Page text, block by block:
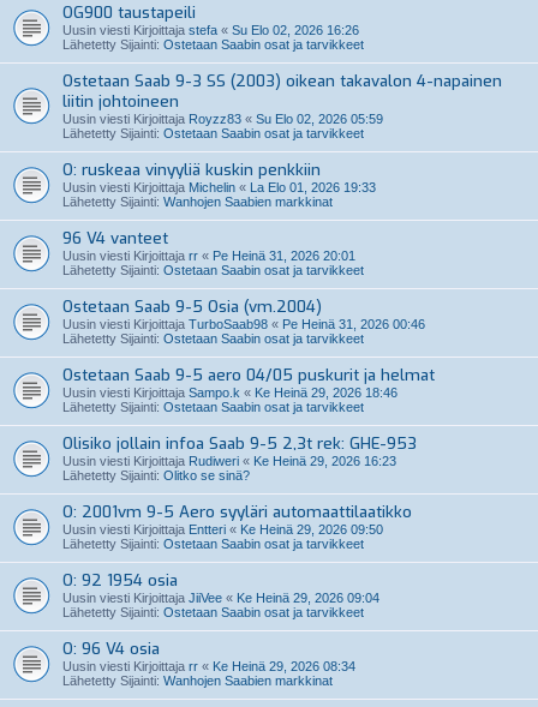
OG900 taustapeili
Uusin viesti Kirjoittaja stefa « Su Elo 02, 2026 16:26
Lähetetty Sijainti: Ostetaan Saabin osat ja tarvikkeet
Ostetaan Saab 9-3 SS (2003) oikean takavalon 4-napainen
liitin johtoineen
Uusin viesti Kirjoittaja Royzz83 « Su Elo 02, 2026 05:59
Lähetetty Sijainti: Ostetaan Saabin osat ja tarvikkeet
O: ruskeaa vinyyliä kuskin penkkiin
Uusin viesti Kirjoittaja Michelin « La Elo 01, 2026 19:33
Lähetetty Sijainti: Wanhojen Saabien markkinat
96 V4 vanteet
Uusin viesti Kirjoittaja rr « Pe Heinä 31, 2026 20:01
Lähetetty Sijainti: Ostetaan Saabin osat ja tarvikkeet
Ostetaan Saab 9-5 Osia (vm.2004)
Uusin viesti Kirjoittaja TurboSaab98 « Pe Heinä 31, 2026 00:46
Lähetetty Sijainti: Ostetaan Saabin osat ja tarvikkeet
Ostetaan Saab 9-5 aero 04/05 puskurit ja helmat
Uusin viesti Kirjoittaja Sampo.k « Ke Heinä 29, 2026 18:46
Lähetetty Sijainti: Ostetaan Saabin osat ja tarvikkeet
Olisiko jollain infoa Saab 9-5 2,3t rek: GHE-953
Uusin viesti Kirjoittaja Rudiweri « Ke Heinä 29, 2026 16:23
Lähetetty Sijainti: Olitko se sinä?
O: 2001vm 9-5 Aero syyläri automaattilaatikko
Uusin viesti Kirjoittaja Entteri « Ke Heinä 29, 2026 09:50
Lähetetty Sijainti: Ostetaan Saabin osat ja tarvikkeet
O: 92 1954 osia
Uusin viesti Kirjoittaja JiiVee « Ke Heinä 29, 2026 09:04
Lähetetty Sijainti: Ostetaan Saabin osat ja tarvikkeet
O: 96 V4 osia
Uusin viesti Kirjoittaja rr « Ke Heinä 29, 2026 08:34
Lähetetty Sijainti: Wanhojen Saabien markkinat